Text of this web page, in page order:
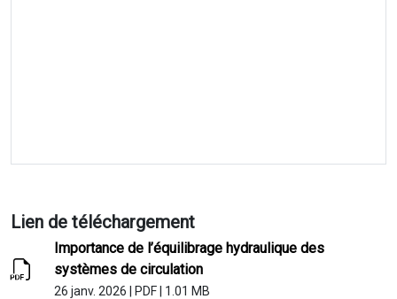
Lien de téléchargement
Importance de l’équilibrage hydraulique des
systèmes de circulation
26 janv. 2026 PDF 1.01 MB